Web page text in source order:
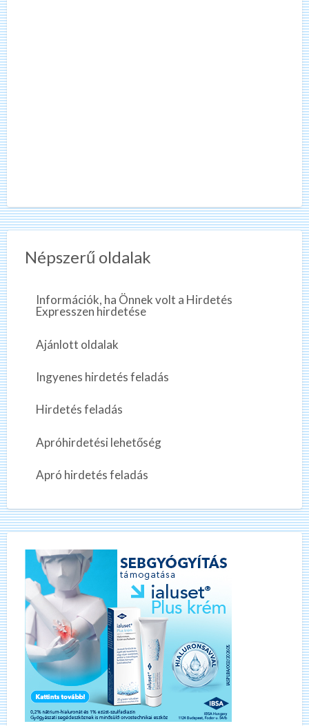
Népszerű oldalak
Információk, ha Önnek volt a Hirdetés
Expresszen hirdetése
Ajánlott oldalak
Ingyenes hirdetés feladás
Hirdetés feladás
Apróhirdetési lehetőség
Apró hirdetés feladás